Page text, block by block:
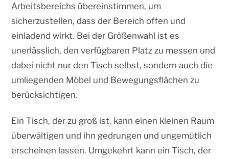
Arbeitsbereichs übereinstimmen, um
sicherzustellen, dass der Bereich offen und
einladend wirkt. Bei der Größenwahl ist es
unerlässlich, den verfügbaren Platz zu messen und
dabei nicht nur den Tisch selbst, sondern auch die
umliegenden Möbel und Bewegungsflächen zu
berücksichtigen.
Ein Tisch, der zu groß ist, kann einen kleinen Raum
überwältigen und ihn gedrungen und ungemütlich
erscheinen lassen. Umgekehrt kann ein Tisch, der